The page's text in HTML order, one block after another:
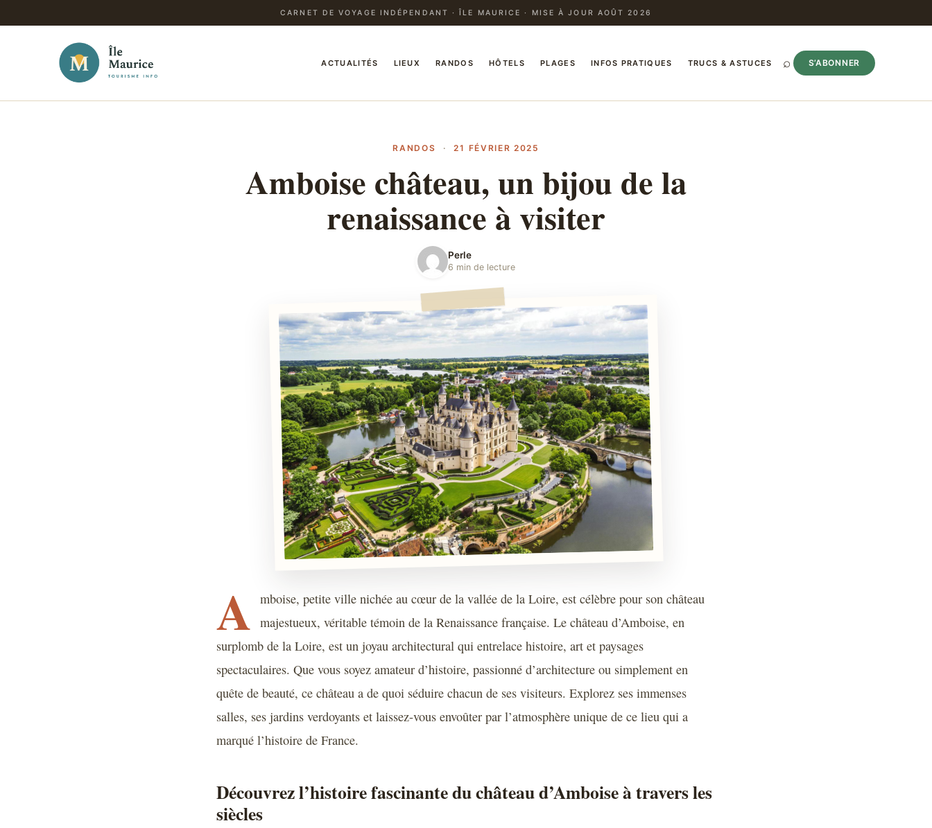
CARNET DE VOYAGE INDÉPENDANT · ÎLE MAURICE · MISE À JOUR AOÛT 2026
ACTUALITÉS LIEUX RANDOS HÔTELS PLAGES INFOS PRATIQUES TRUCS & ASTUCES ⌕ S’ABONNER
RANDOS · 21 FÉVRIER 2025
Amboise château, un bijou de la
renaissance à visiter
Perle
6 min de lecture
A mboise, petite ville nichée au cœur de la vallée de la Loire, est célèbre pour son château
majestueux, véritable témoin de la Renaissance française. Le château d’Amboise, en
surplomb de la Loire, est un joyau architectural qui entrelace histoire, art et paysages
spectaculaires. Que vous soyez amateur d’histoire, passionné d’architecture ou simplement en
quête de beauté, ce château a de quoi séduire chacun de ses visiteurs. Explorez ses immenses
salles, ses jardins verdoyants et laissez-vous envoûter par l’atmosphère unique de ce lieu qui a
marqué l’histoire de France.
Découvrez l’histoire fascinante du château d’Amboise à travers les
siècles